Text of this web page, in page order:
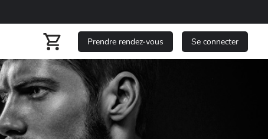
Prendre rendez-vous Se connecter